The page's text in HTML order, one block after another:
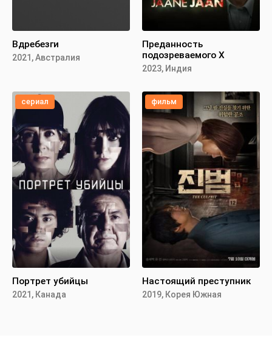
Вдребезги
2021, Австралия
Преданность
подозреваемого X
2023, Индия
сериал
Портрет убийцы
2021, Канада
фильм
Настоящий преступник
2019, Корея Южная